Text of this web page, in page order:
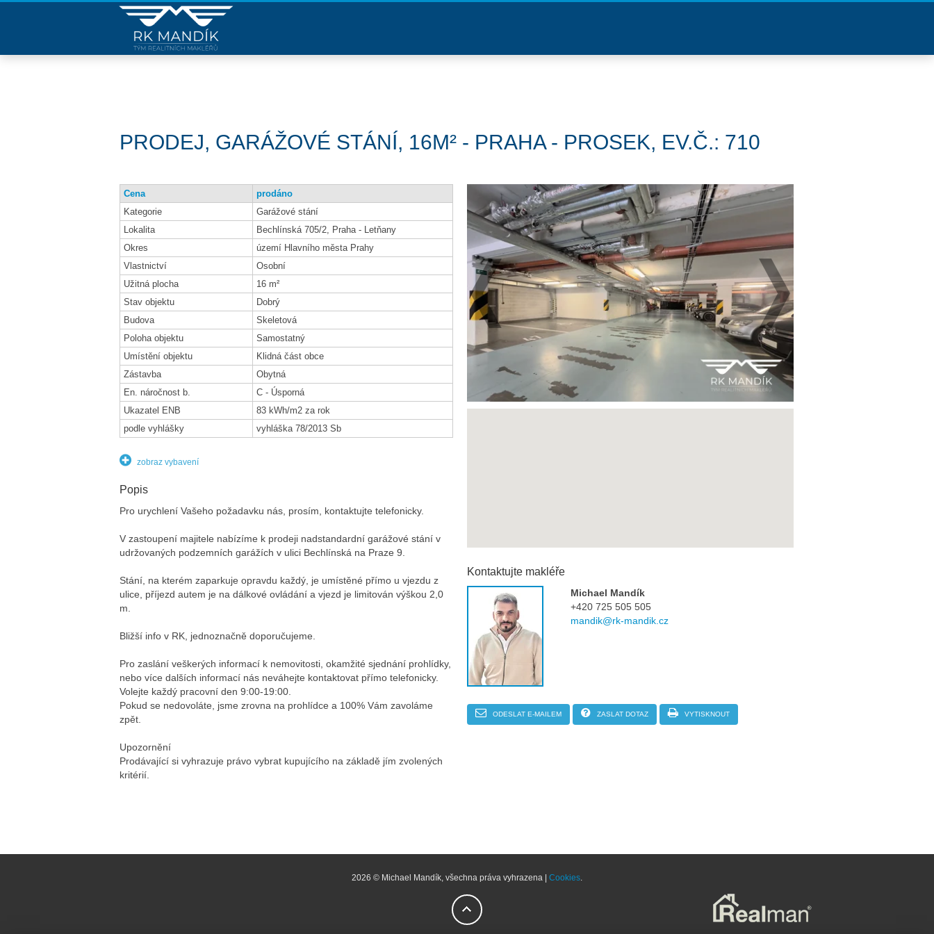
PRODEJ, GARÁŽOVÉ STÁNÍ, 16M² - PRAHA - PROSEK, EV.Č.: 710
Cena
prodáno
Kategorie
Garážové stání
Lokalita
Bechlínská 705/2, Praha - Letňany
Okres
území Hlavního města Prahy
Vlastnictví
Osobní
Užitná plocha
16 m²
Stav objektu
Dobrý
Budova
Skeletová
Poloha objektu
Samostatný
Umístění objektu
Klidná část obce
Zástavba
Obytná
En. náročnost b.
C - Úsporná
Ukazatel ENB
83 kWh/m2 za rok
podle vyhlášky
vyhláška 78/2013 Sb
zobraz vybavení
Popis
Pro urychlení Vašeho požadavku nás, prosím, kontaktujte telefonicky.
V zastoupení majitele nabízíme k prodeji nadstandardní garážové stání v
udržovaných podzemních garážích v ulici Bechlínská na Praze 9.
Stání, na kterém zaparkuje opravdu každý, je umístěné přímo u vjezdu z
ulice, příjezd autem je na dálkové ovládání a vjezd je limitován výškou 2,0
m.
Bližší info v RK, jednoznačně doporučujeme.
Pro zaslání veškerých informací k nemovitosti, okamžité sjednání prohlídky,
nebo více dalších informací nás neváhejte kontaktovat přímo telefonicky.
Volejte každý pracovní den 9:00-19:00.
Pokud se nedovoláte, jsme zrovna na prohlídce a 100% Vám zavoláme
zpět.
Upozornění
Prodávající si vyhrazuje právo vybrat kupujícího na základě jím zvolených
kritérií.
Kontaktujte makléře
Michael Mandík
+420 725 505 505
mandik@rk-mandik.cz
ODESLAT E-MAILEM ZASLAT DOTAZ VYTISKNOUT
2026 © Michael Mandík, všechna práva vyhrazena | Cookies.